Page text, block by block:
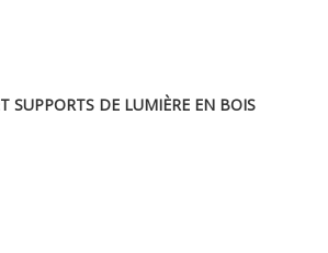
SUPPORTS DE LUMIÈRE EN BOIS